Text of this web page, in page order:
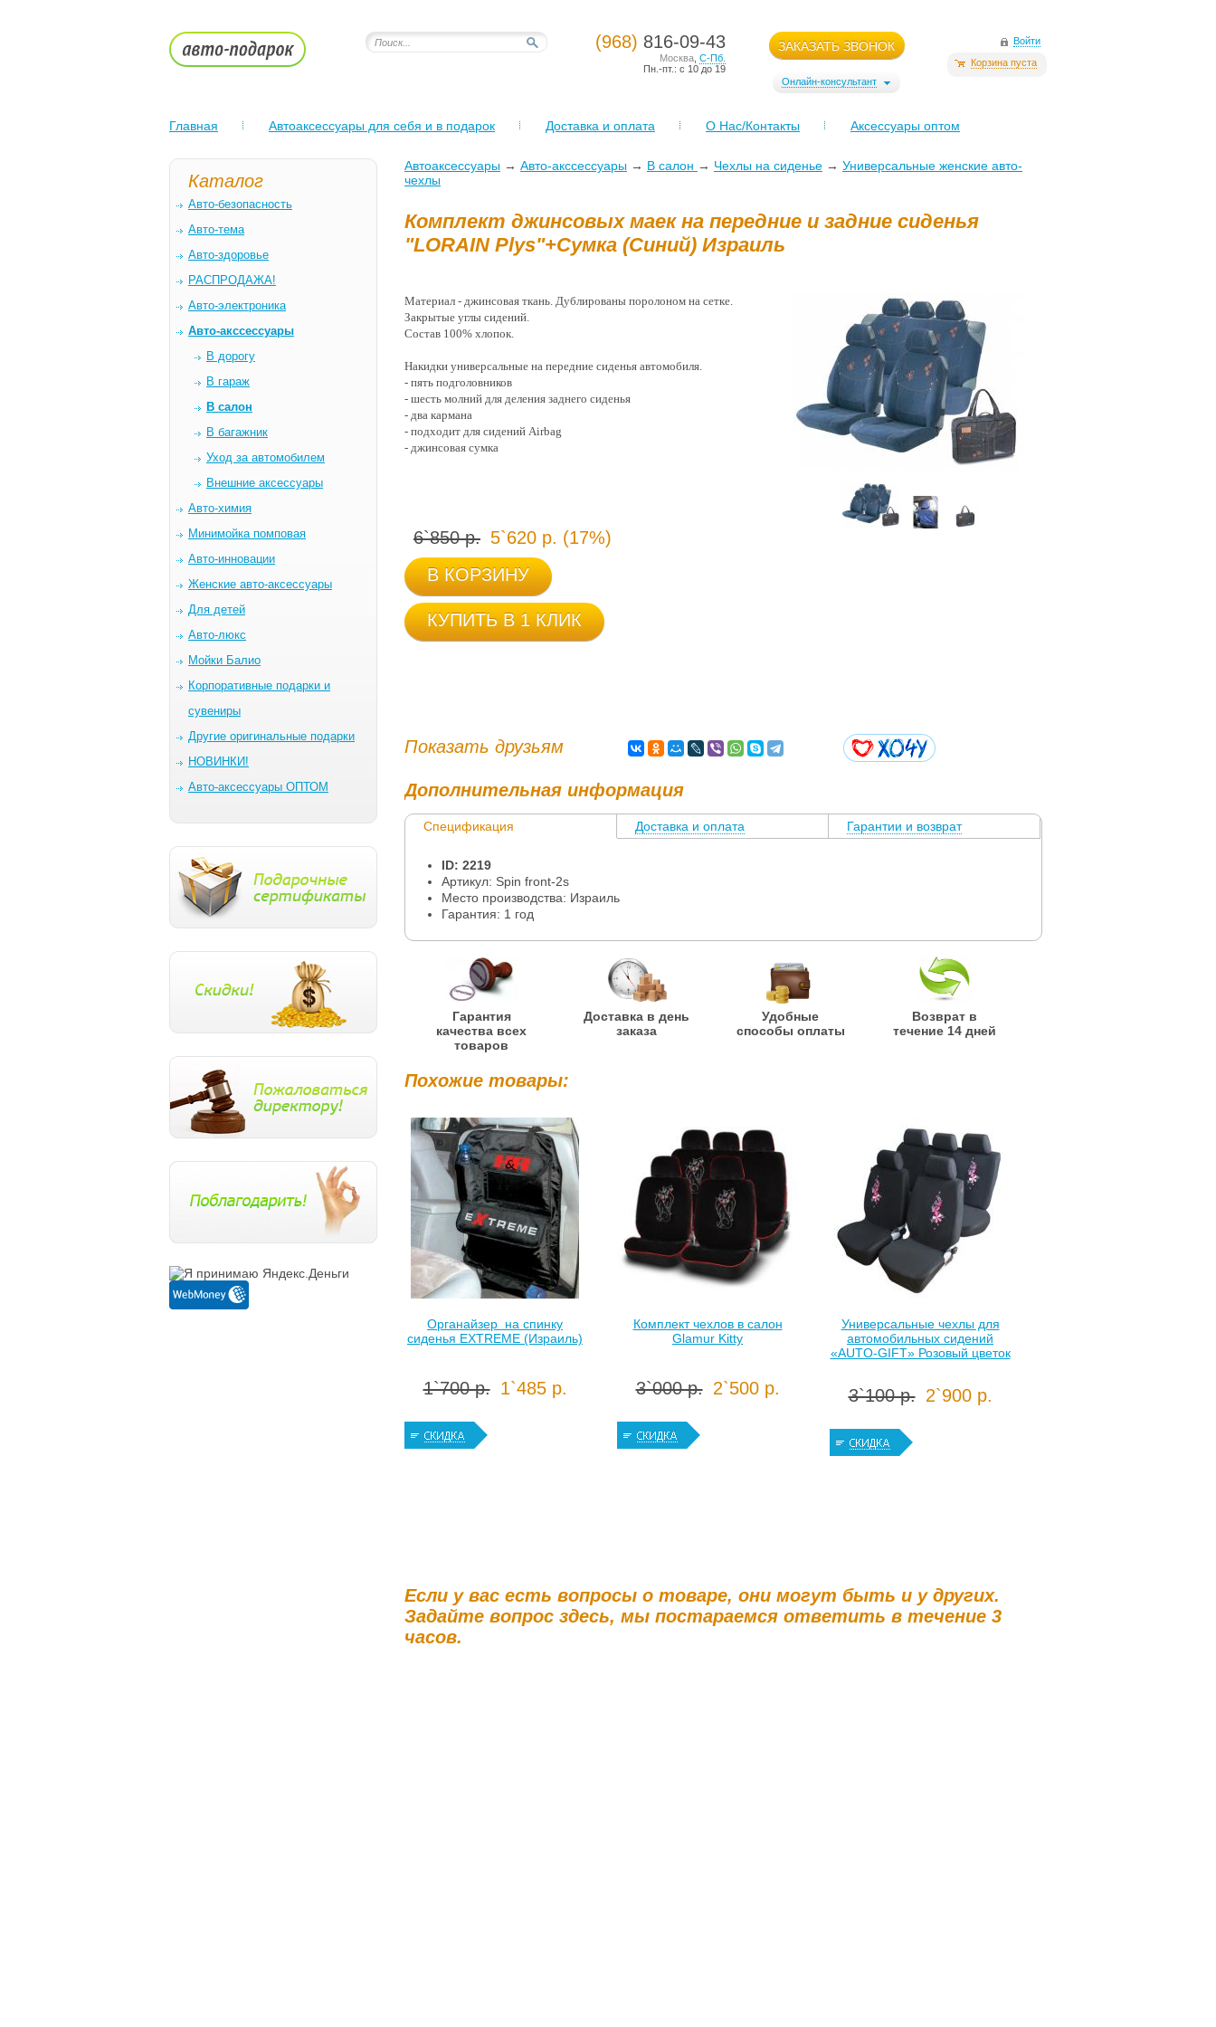
(968) 816-09-43
Москва С-Пб.
Пн.-пт.: с 10 до 19
ЗАКАЗАТЬ ЗВОНОК
Онлайн-консультант
Войти
Корзина пуста
Главная Автоаксессуары для себя и в подарок Доставка и оплата О Нас/Контакты Аксессуары оптом
Каталог
Авто-безопасность
Авто-тема
Авто-здоровье
РАСПРОДАЖА!
Авто-электроника
Авто-акссессуары
В дорогу
В гараж
В салон
В багажник
Уход за автомобилем
Внешние аксессуары
Авто-химия
Минимойка помповая
Авто-инновации
Женские авто-аксессуары
Для детей
Авто-люкс
Мойки Балио
Корпоративные подарки и
сувениры
Другие оригинальные подарки
НОВИНКИ!
Авто-аксессуары ОПТОМ
Автоаксессуары → Авто-акссессуары → В салон → Чехлы на сиденье → Универсальные женские авто-
чехлы
Комплект джинсовых маек на передние и задние сиденья
"LORAIN Plys"+Сумка (Синий) Израиль
Материал - джинсовая ткань. Дублированы поролоном на сетке.
Закрытые углы сидений.
Состав 100% хлопок.
Накидки универсальные на передние сиденья автомобиля.
- пять подголовников
- шесть молний для деления заднего сиденья
- два кармана
- подходит для сидений Airbag
- джинсовая сумка
6`850 р. 5`620 р. (17%)
В КОРЗИНУ
КУПИТЬ В 1 КЛИК
Показать друзьям
Дополнительная информация
Спецификация Доставка и оплата
Гарантии и возврат
ID: 2219
Артикул: Spin front-2s
Место производства: Израиль
Гарантия: 1 год
Гарантия
качества всех
товаров
Доставка в день
заказа
Удобные
способы оплаты
Возврат в
течение 14 дней
Похожие товары:
Органайзер на спинку
сиденья EXTREME (Израиль)
1`700 р. 1`485 р.
Комплект чехлов в салон
Glamur Kitty
3`000 р. 2`500 р.
Универсальные чехлы для
автомобильных сидений
«AUTO-GIFT» Розовый цветок
3`100 р. 2`900 р.
Если у вас есть вопросы о товаре, они могут быть и у других.
Задайте вопрос здесь, мы постараемся ответить в течение 3
часов.